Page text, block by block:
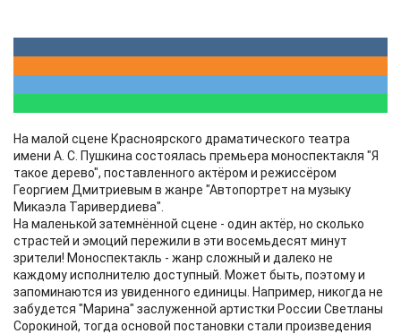
На малой сцене Красноярского драматического театра
имени А. С. Пушкина состоялась премьера моноспектакля "Я
такое дерево", поставленного актёром и режиссёром
Георгием Дмитриевым в жанре "Автопортрет на музыку
Микаэла Таривердиева".
На маленькой затемнённой сцене - один актёр, но сколько
страстей и эмоций пережили в эти восемьдесят минут
зрители! Моноспектакль - жанр сложный и далеко не
каждому исполнителю доступный. Может быть, поэтому и
запоминаются из увиденного единицы. Например, никогда не
забудется "Марина" заслуженной артистки России Светланы
Сорокиной, тогда основой постановки стали произведения